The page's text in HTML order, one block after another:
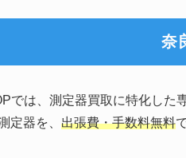
奈
では、測定器買取に特化した
定器を、出張費・手数料無料